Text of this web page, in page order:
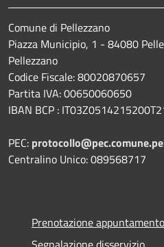
Comune di Pellezzano
Piazza Municipio, 1 - 84080
Pellezzano
Codice Fiscale: 80020870657
Partita IVA: 00650060650
IBAN BCP :
PEC:
Centralino Unico: 089568717
Prenotazione appuntamento